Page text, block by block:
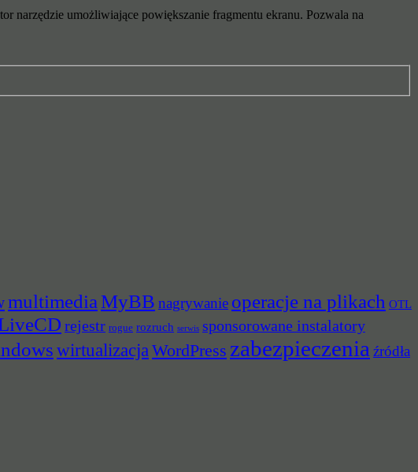
narzędzie umożliwiające powiększanie fragmentu ekranu. Pozwala na
multimediaMyBB nagrywanie operacje na plikach OTL
rejestr rogue rozruch serwis sponsorowane instalatory
wirtualizacjaWordPress zabezpieczenia źródła